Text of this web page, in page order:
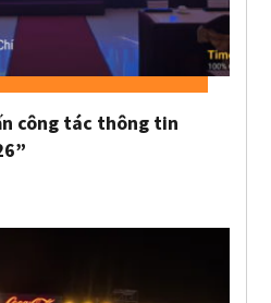
công tác thông tin